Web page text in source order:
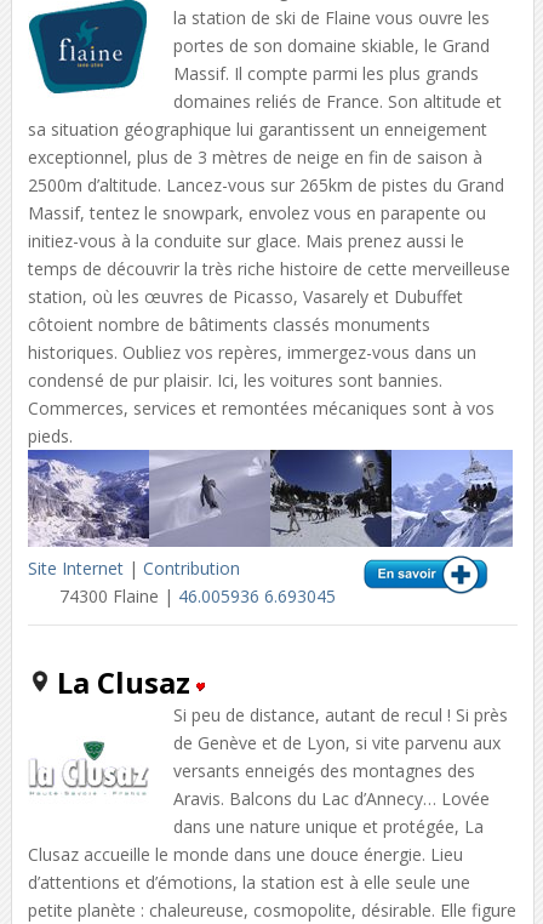
la station de ski de Flaine vous ouvre les
portes de son domaine skiable, le Grand
Massif. Il compte parmi les plus grands
domaines reliés de France. Son altitude et
sa situation géographique lui garantissent un enneigement
exceptionnel, plus de 3 mètres de neige en fin de saison à
2500m d’altitude. Lancez-vous sur 265km de pistes du Grand
Massif, tentez le snowpark, envolez vous en parapente ou
initiez-vous à la conduite sur glace. Mais prenez aussi le
temps de découvrir la très riche histoire de cette merveilleuse
station, où les œuvres de Picasso, Vasarely et Dubuffet
côtoient nombre de bâtiments classés monuments
historiques. Oubliez vos repères, immergez-vous dans un
condensé de pur plaisir. Ici, les voitures sont bannies.
Commerces, services et remontées mécaniques sont à vos
pieds.
Site Internet| Contribution
74300 Flaine | 46.005936 6.693045
La Clusaz
Si peu de distance, autant de recul ! Si près
de Genève et de Lyon, si vite parvenu aux
versants enneigés des montagnes des
Aravis. Balcons du Lac d’Annecy… Lovée
dans une nature unique et protégée, La
Clusaz accueille le monde dans une douce énergie. Lieu
d’attentions et d’émotions, la station est à elle seule une
petite planète : chaleureuse, cosmopolite, désirable. Elle figure